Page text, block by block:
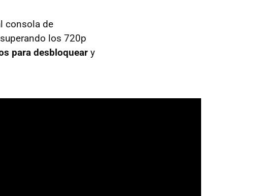
consola de
los 720p
para desbloquear y